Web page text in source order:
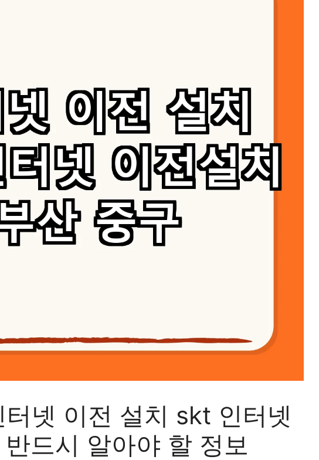
넷 이전 설치 skt 인터넷
드시 알아야 할 정보